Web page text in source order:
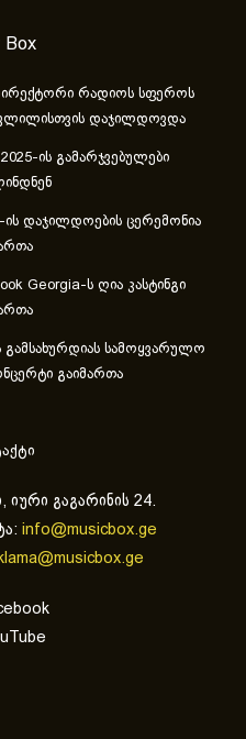
Box
რადიოს სფეროს
დაჯილდოვდა
ის გამარჯვებულები
ის დაჯილდოების ცერემონია
Georgia-ს ღია კასტინგი
გამსახურდიას სამოყვარულო
გაიმართა
იური გაგარინის 24.
info@musicbox.ge